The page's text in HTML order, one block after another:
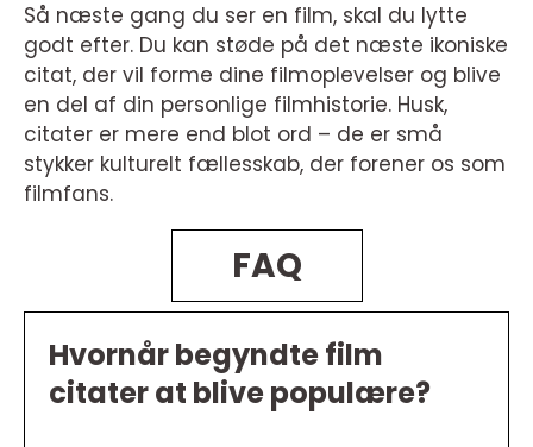
Så næste gang du ser en film, skal du lytte
godt efter. Du kan støde på det næste ikoniske
citat, der vil forme dine filmoplevelser og blive
en del af din personlige filmhistorie. Husk,
citater er mere end blot ord – de er små
stykker kulturelt fællesskab, der forener os som
filmfans.
FAQ
Hvornår begyndte film
citater at blive populære?